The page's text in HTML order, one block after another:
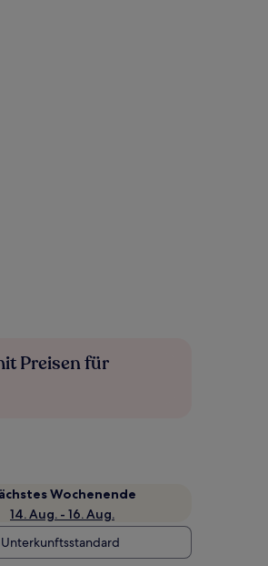
Preisen für
Wochenende
14. Aug. - 16. Aug.
Unterkunftsstandard